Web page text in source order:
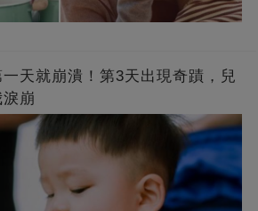
天就崩潰！第3天出現奇蹟，兒
崩